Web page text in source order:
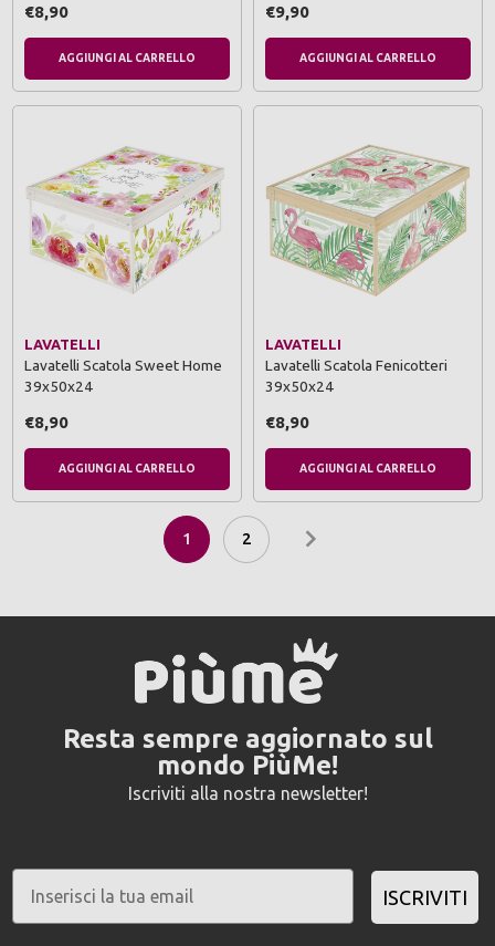
€8,90
AGGIUNGI AL CARRELLO
€9,90
AGGIUNGI AL CARRELLO
LAVATELLI
Lavatelli Scatola Sweet Home
39x50x24
€8,90
AGGIUNGI AL CARRELLO
LAVATELLI
Lavatelli Scatola Fenicotteri
39x50x24
€8,90
AGGIUNGI AL CARRELLO
1 2
Resta sempre aggiornato sul
mondo PiùMe!
Iscriviti alla nostra newsletter!
ISCRIVITI